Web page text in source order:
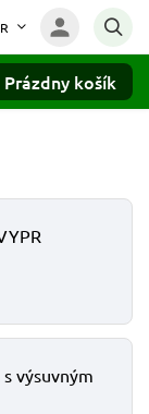
Prázdny košík
výsuvným